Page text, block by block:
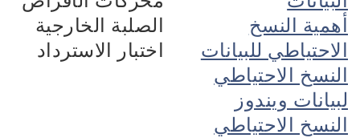
الصلبة الخارجية
اختبار الاسترداد
أهمية النسخ
الاحتياطي للبيانات
النسخ الاحتياطي
لبيانات ويندوز
النسخ الاحتياطي